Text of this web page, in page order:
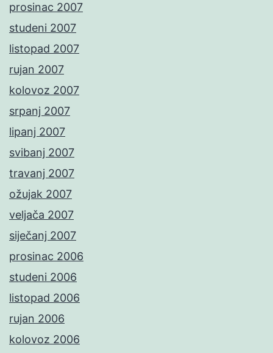
prosinac 2007
studeni 2007
listopad 2007
rujan 2007
kolovoz 2007
srpanj 2007
lipanj 2007
svibanj 2007
travanj 2007
ožujak 2007
veljača 2007
siječanj 2007
prosinac 2006
studeni 2006
listopad 2006
rujan 2006
kolovoz 2006